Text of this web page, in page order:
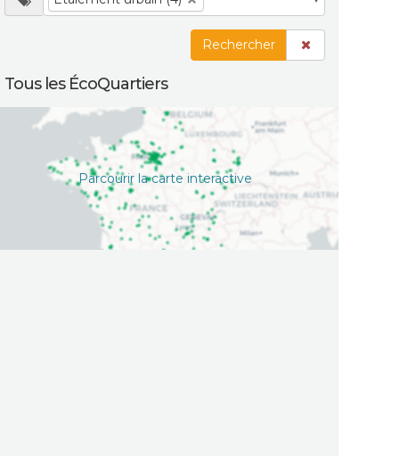
Rechercher
Tous les ÉcoQuartiers
Parcourir la carte interactive